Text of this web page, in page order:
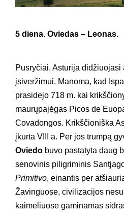
5 diena. Oviedas – Leonas.
Pusryčiai. Asturija didžiuojasi
įsiveržimui. Manoma, kad
prasidejo 718 m. kai
maurųpajėgas Picos de
Covadongos. Krikščioniška
įkurta VIII a. Per jos trumpą
Oviedo buvo pastatyta daug
senovinis piligriminis
Primitivo, einantis per
Žavinguose, civilizacijos
kaimeliuose gaminamas